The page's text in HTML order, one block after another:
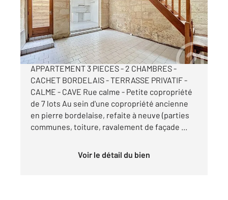
Appartement T3 à vendre
174 000 €
BORDEAUX CENTRE - SAINT-BRUNO JUDAÏQUE
APPARTEMENT 3 PIECES - 2 CHAMBRES -
CACHET BORDELAIS - TERRASSE PRIVATIF -
CALME - CAVE Rue calme - Petite copropriété
de 7 lots Au sein d'une copropriété ancienne
en pierre bordelaise, refaite à neuve (parties
communes, toiture, ravalement de façade ...
Voir le détail du bien